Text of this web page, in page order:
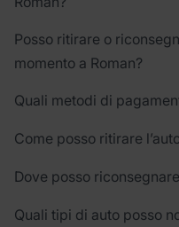
Posso ritirare o
momento a Roman?
Quali metodi di
Come posso ritirare
Dove posso
Quali tipi di auto posso